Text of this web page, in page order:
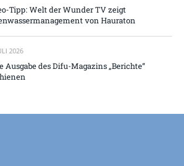
Tipp: Welt der Wunder TV zeigt
von Hauraton
2026
Ausgabe des Difu-Magazins „Berichte“